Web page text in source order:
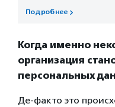
Подробнее
Когда именно
организация
персональных
Де-факто это